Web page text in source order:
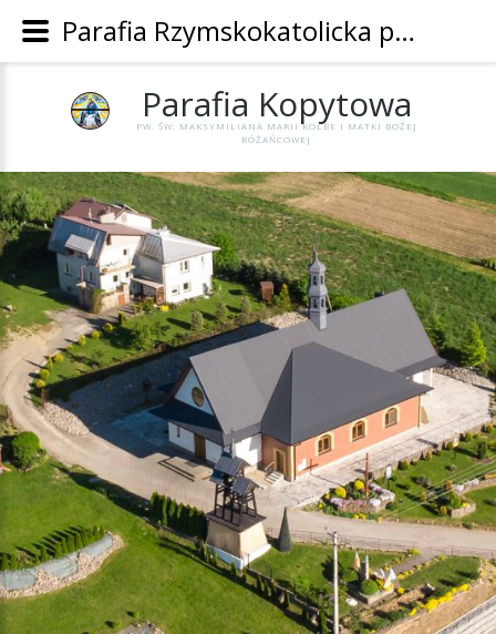
Parafia Kopytowa
PW. ŚW. MAKSYMILIANA MARII KOLBE I MATKI BOŻEJ
RÓŻAŃCOWEJ
Parafia Rzymskokatolicka pw. Św. Maksymiliana Marii Kolbe i Matki Bożej Różańcowej w Kopytowej - Parafia Kopytowa